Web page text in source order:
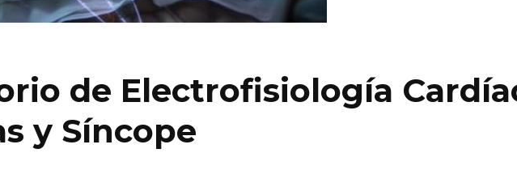
de Electrofisiología
y Síncope